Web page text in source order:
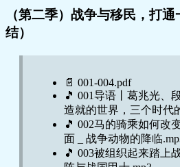
🎵 16.烟草的历史.mp3
🎵 20.方块字才是字.mp3
📄 21-25.pdf
🎵 21.1【番外上】原始
象，意音与表音.mp3
🎵 21.2【番外下】语音
符号还是文字吗？.mp3
🎵 1.5 西班牙丝织厂到
洋的丝绸—白银大交换
📄 2.1 沉船遗珍.pdf
🎵 2.2 海床上有可疑物体
📄 2.2 海床上有可疑物
🎵 2.3 东亚瓷器贸易—
📄 2.3 东亚瓷器贸易—文
📄 2.4 “白釉青花一火成
（第二季）战争与移民，打
结）
📄 001-004.pdf
🎵 001导语丨葛兆光、
造就的世界，三个时代
🎵 002马的骑乘如何改
面 _ 战争动物的降临
🎵 003被组织起来踏上